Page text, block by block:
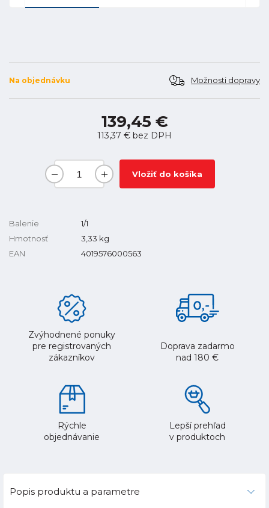
Na objednávku Možnosti dopravy
139,45 €
113,37 € bez DPH
Vložiť do košíka
Balenie
1/1
Hmotnosť
3,33 kg
EAN
4019576000563
Zvýhodnené ponuky
pre registrovaných
zákazníkov
Doprava zadarmo
nad 180 €
Rýchle
objednávanie
Lepší prehľad
v produktoch
Popis produktu a parametre